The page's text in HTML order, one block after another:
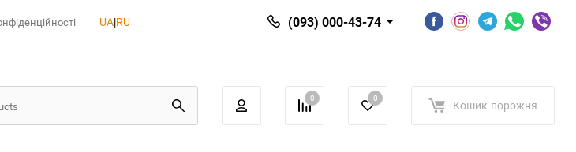
UA|RU (093) 000-43-74
0 0 Кошик порожня